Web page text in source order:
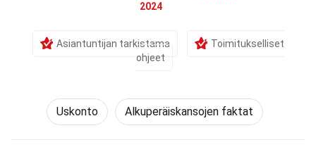
2024
Asiantuntijan tarkistama
Toimitukselliset
ohjeet
Uskonto Alkuperäiskansojen faktat